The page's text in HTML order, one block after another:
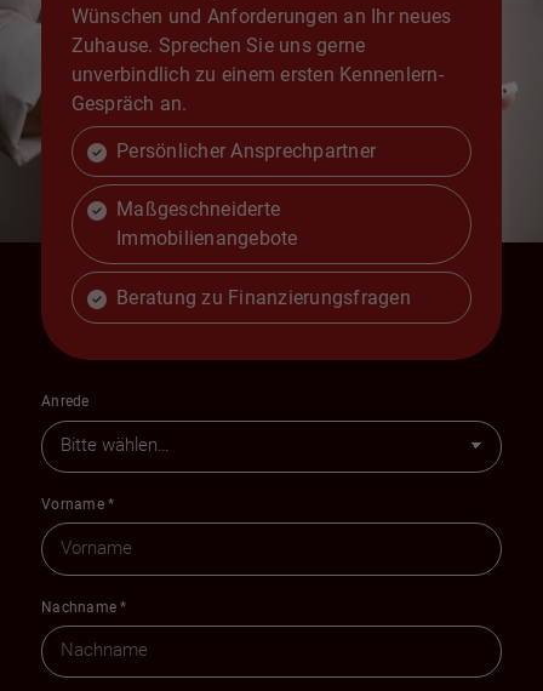
Wünschen und Anforderungen an Ihr neues
Zuhause. Sprechen Sie uns gerne
unverbindlich zu einem ersten Kennenlern-
Gespräch an.
Persönlicher Ansprechpartner
Maßgeschneiderte
Immobilienangebote
Beratung zu Finanzierungsfragen
Anrede
Vorname*
Nachname*